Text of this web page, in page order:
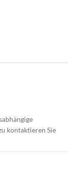
kontaktieren Sie